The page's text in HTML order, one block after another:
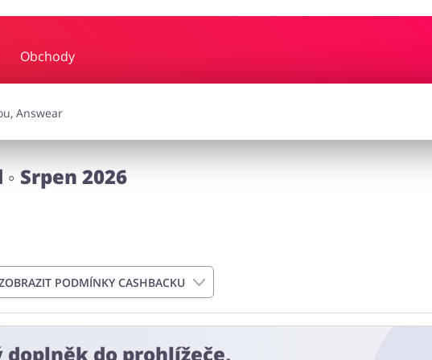
Obchody
hudba
Srpen 2026
PODMÍNKY CASHBACKU
od data podání objednávky. Nevztahuje se na náklady na doručení a může
do prohlížeče,